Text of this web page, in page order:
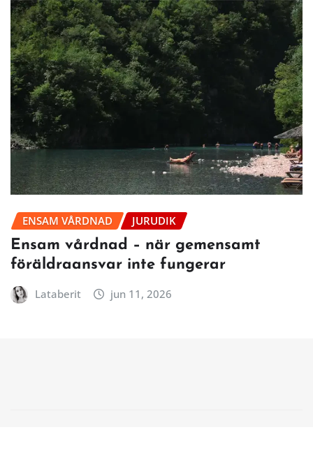
ENSAM VÅRDNAD JURUDIK
Ensam vårdnad – när gemensamt
föräldraansvar inte fungerar
Lataberit jun 11, 2026